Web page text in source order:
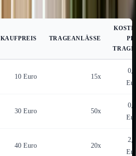
KAUFPREIS TRAGEANLÄSSE
10 Euro 15x
30 Euro 50x
40 Euro 20x